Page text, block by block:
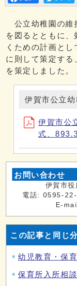
公立幼稚園の維
を図るとともに
くための計画と
に則して策定する
を策定しました。
伊賀市公立
伊賀市公
式、
お問い合わせ
伊賀市
電話: 0595-
E-
この記事と同じ
幼児教育・保
保育所入所相